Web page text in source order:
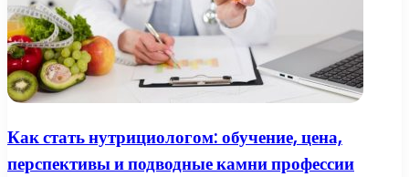
Как стать нутрициологом: обучение, цена,
перспективы и подводные камни профессии